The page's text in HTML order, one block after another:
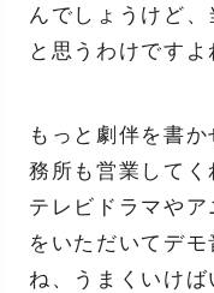
んでしょうけど、
と思うわけですよ
もっと劇伴を書
務所も営業してく
テレビドラマや
をいただいてデ
ね、うまくいけ